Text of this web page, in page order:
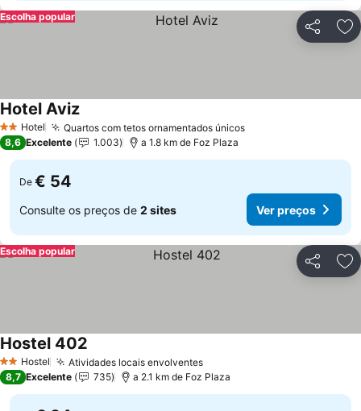
Partilhar
Escolha popular
2 Estrelas
Hotel Quartos com tetos ornamentados únicosVer preços
Hotel AvizVer preços
8,6 Excelente 1.003 a 1.8 km de Foz Plaza
De € 54
Consulte os preços de 2 sites Ver preços
Partilhar
Escolha popular
2 Estrelas
Hostel Atividades locais envolventesVer preços
Hostel 402
8,7 Excelente 735 a 2.1 km de Foz Plaza